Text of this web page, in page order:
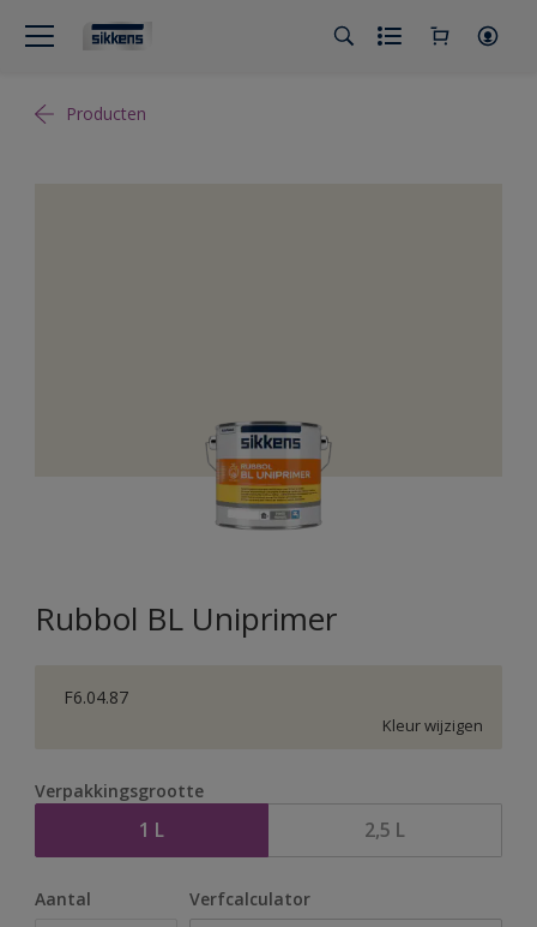
Producten
Rubbol BL Uniprimer
F6.04.87
Kleur wijzigen
Verpakkingsgrootte
1 L 2,5 L
Aantal Verfcalculator